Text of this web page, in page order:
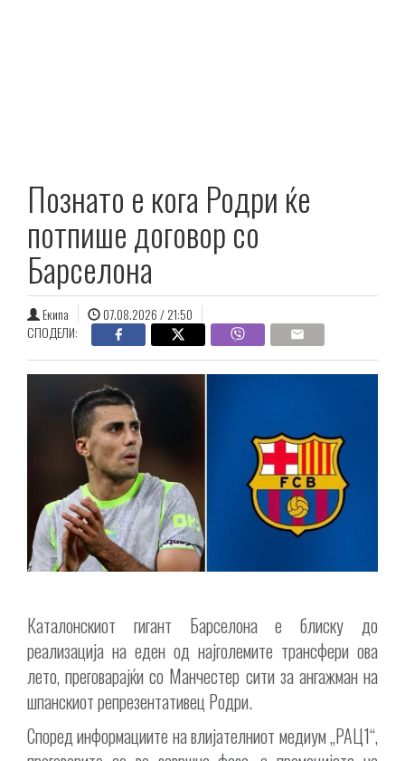
Познато е кога Родри ќе
потпише договор со
Барселона
Екипа
07.08.2026 / 21:50
СПОДЕЛИ:
Каталонскиот гигант Барселона е блиску до
реализација на еден од најголемите трансфери ова
лето, преговарајќи со Манчестер сити за ангажман на
шпанскиот репрезентативец Родри.
Според информациите на влијателниот медиум „РАЦ1“,